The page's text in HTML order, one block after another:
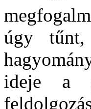
úgy tűnt,
ideje a